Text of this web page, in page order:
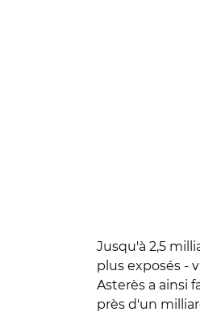
Jusqu'à 2,5
plus exposés -
Asterès a ainsi
près d'un